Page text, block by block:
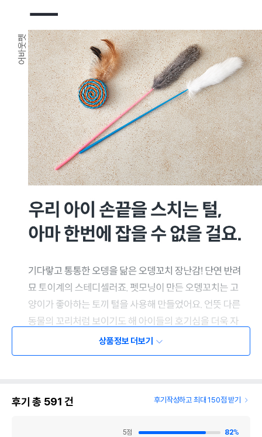
상품정보 더보기
후기 총 591 건 후기작성하고 최대 150점 받기
5점 82%